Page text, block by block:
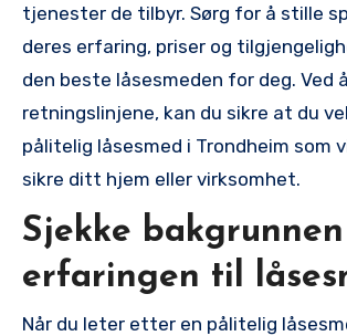
tjenester de tilbyr. Sørg for ‍å stille
deres erfaring, priser og
den⁤ beste låsesmeden for deg. Ved
retningslinjene, kan ⁤du sikre at du
pålitelig låsesmed i Trondheim som
sikre ditt hjem eller virksomhet.
Sjekke
erfaringen ⁤til
Når du leter etter en pålitelig